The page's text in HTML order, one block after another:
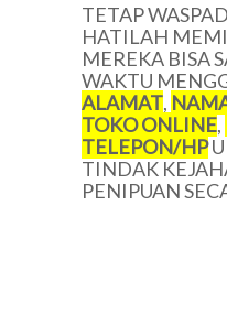
TETAP
HATILAH
MEREKA BISA
WAKTU
ALAMAT,
TOKO ONLINE,
TELEPON/HP
TINDAK
PENIPUAN